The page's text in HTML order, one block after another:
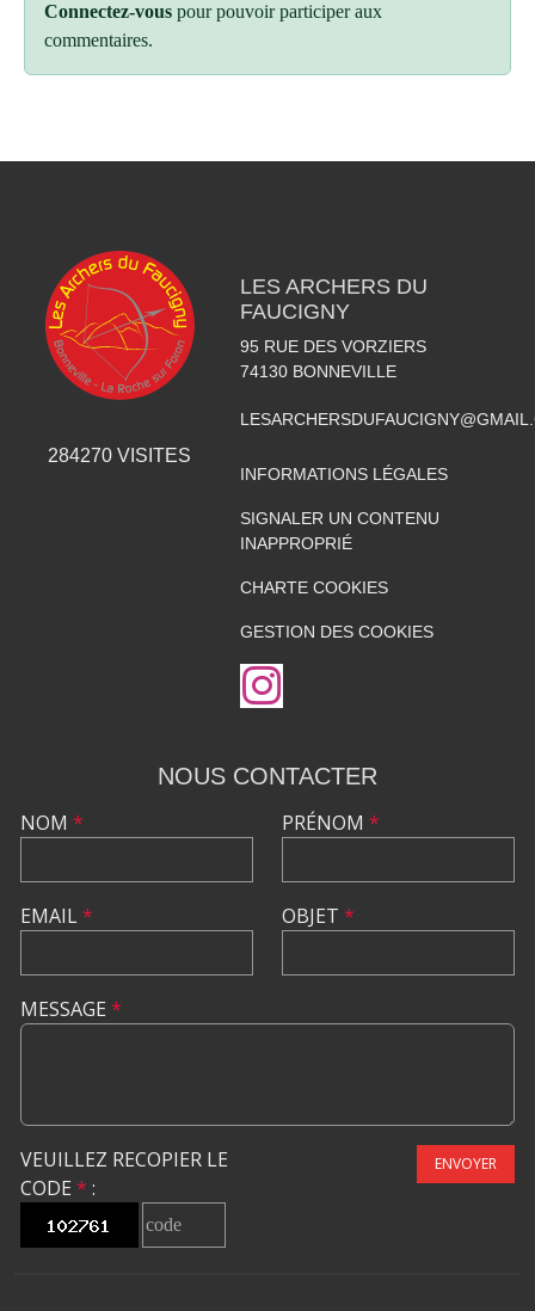
Connectez-vous pour pouvoir participer aux
commentaires.
284270 VISITES
LES ARCHERS DU
FAUCIGNY
95 RUE DES VORZIERS
74130 BONNEVILLE
INFORMATIONS LÉGALES
SIGNALER UN CONTENU
INAPPROPRIÉ
CHARTE COOKIES
GESTION DES COOKIES
NOUS CONTACTER
NOM *
EMAIL*
PRÉNOM *
OBJET *
MESSAGE *
VEUILLEZ RECOPIER LE
CODE * :
ENVOYER